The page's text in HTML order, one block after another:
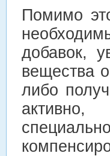
Помимо
добавок,
вещества
либо